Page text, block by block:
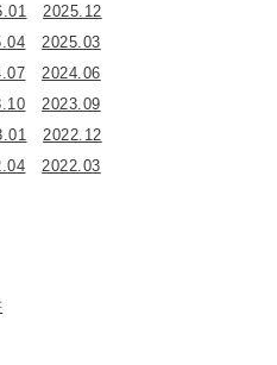
2025.12
2025.03
2024.06
2023.09
2022.12
2022.03